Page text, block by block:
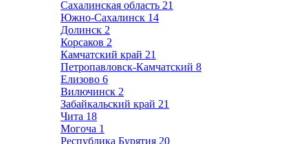
Сахалинская область 21
Южно-Сахалинск 14
Долинск 2
Корсаков 2
Камчатский край 21
Петропавловск-Камчатский 8
Елизово 6
Вилючинск 2
Забайкальский край 21
Чита 18
Могоча 1
Республика Бурятия 20